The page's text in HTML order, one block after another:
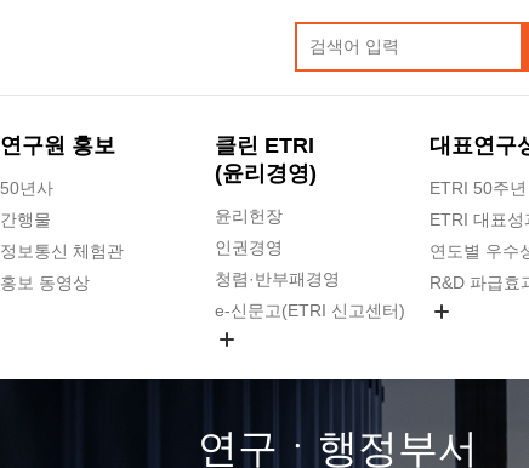
연구원 홍보
50년사
간행물
정보통신 체험관
홍보 동영상
클린 ETRI
(윤리경영)
윤리헌장
인권경영
청렴·반부패경영
e-신문고(ETRI 신고센터)
고객의소리
수의계약 현황
대표연구
ETRI 50주
ETRI 대표성
연도별 우수
R&D 파급효
연구ㆍ행정부서